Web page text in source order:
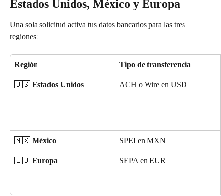
Estados Unidos, México y Europa
Una sola solicitud activa tus datos bancarios para las tres
regiones:
Región Tipo de transferencia
🇺🇸 Estados Unidos ACH o Wire en USD
🇲🇽 México SPEI en MXN
🇪🇺 Europa SEPA en EUR